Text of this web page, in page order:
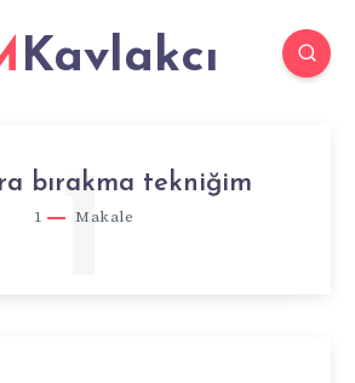
MKavlakcı
bırakma tekniğim
1 Makale
1